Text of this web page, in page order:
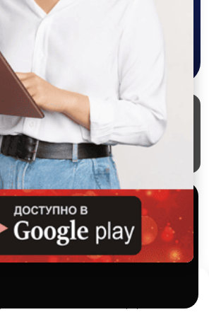
Play
О проекте
Удаление аккаунта
Конфиденциальность
и рекомендательные
лучше. Оставаясь с нами, вы
файлов куки.